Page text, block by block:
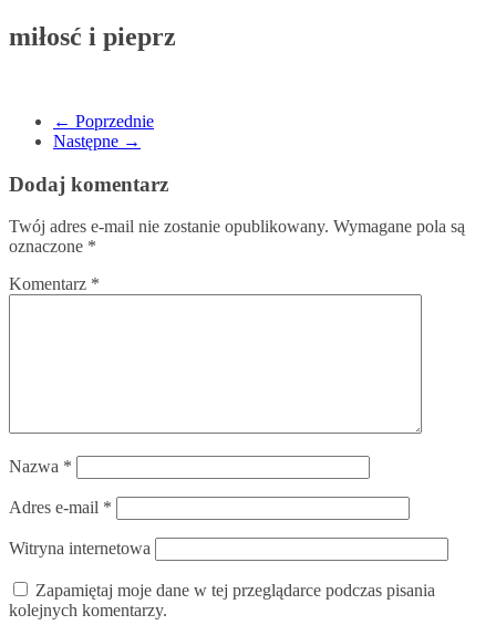
miłosć i pieprz
← Poprzednie
Następne →
Dodaj komentarz
Twój adres e-mail nie zostanie opublikowany. Wymagane pola są
oznaczone *
Komentarz *
Nazwa *
Adres e-mail *
Witryna internetowa
Zapamiętaj moje dane w tej przeglądarce podczas pisania
kolejnych komentarzy.